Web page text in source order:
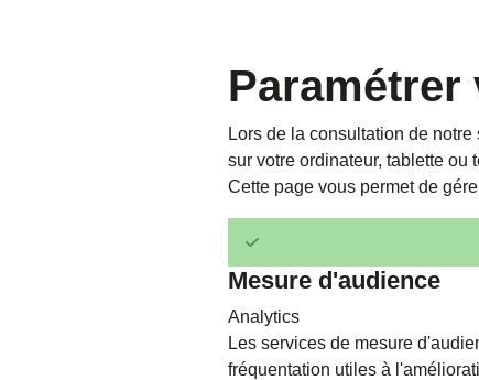
Paramétrer
Lors de la consultation de
sur votre ordinateur, tablette ou
Cette page vous permet de
Mesure d'audience
Analytics
Les services de mesure
fréquentation utiles à